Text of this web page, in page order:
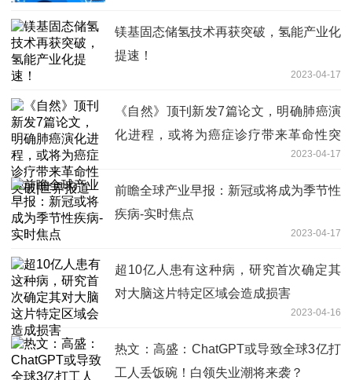
镁基固态储氢技术再获突破，氢能产业化
提速！
2023-04-17
《自然》顶刊新发7篇论文，明确肺癌演
化进程，或将为癌症诊疗带来革命性突
2023-04-17
前瞻全球产业早报：新冠或将成为季节性
疾病-实时焦点
2023-04-17
超10亿人患有这种病，研究首次确定其
对大脑这片特定区域会造成损害
2023-04-16
热文：高盛：ChatGPT或导致全球3亿打
工人丢饭碗！白领失业潮将来袭？